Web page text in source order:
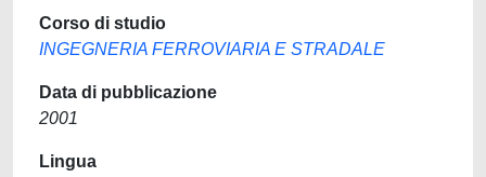
Corso di studio
INGEGNERIA FERROVIARIA E STRADALE
Data di pubblicazione
2001
Lingua